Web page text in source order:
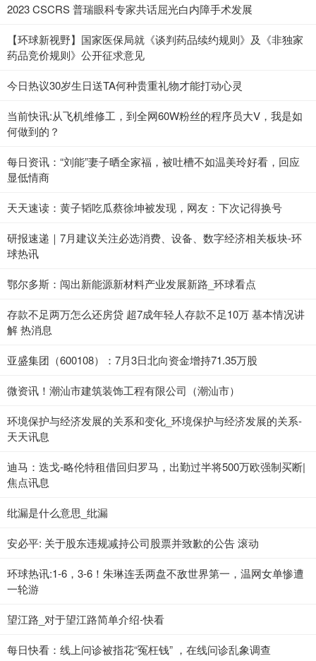
2023 CSCRS 普瑞眼科专家共话屈光白内障手术发展
【环球新视野】国家医保局就《谈判药品续约规则》及《非独家
药品竞价规则》公开征求意见
今日热议30岁生日送TA何种贵重礼物才能打动心灵
当前快讯:从飞机维修工，到全网60W粉丝的程序员大V，我是如
何做到的？
每日资讯：“刘能”妻子晒全家福，被吐槽不如温美玲好看，回应
显低情商
天天速读：黄子韬吃瓜蔡徐坤被发现，网友：下次记得换号
研报速递｜7月建议关注必选消费、设备、数字经济相关板块-环
球热讯
鄂尔多斯：闯出新能源新材料产业发展新路_环球看点
存款不足两万怎么还房贷 超7成年轻人存款不足10万 基本情况讲
解 热消息
亚盛集团（600108）：7月3日北向资金增持71.35万股
微资讯！潮汕市建筑装饰工程有限公司（潮汕市）
环境保护与经济发展的关系和变化_环境保护与经济发展的关系-
天天讯息
迪马：迭戈-略伦特租借回归罗马，出勤过半将500万欧强制买断|
焦点讯息
纰漏是什么意思_纰漏
安必平: 关于股东违规减持公司股票并致歉的公告 滚动
环球热讯:1-6，3-6！朱琳连丢两盘不敌世界第一，温网女单惨遭
一轮游
望江路_对于望江路简单介绍-快看
每日快看：线上问诊被指花“冤枉钱” ，在线问诊乱象调查